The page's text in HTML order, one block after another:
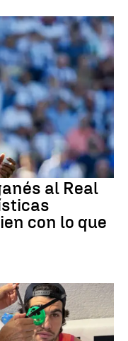
al Real
con lo que